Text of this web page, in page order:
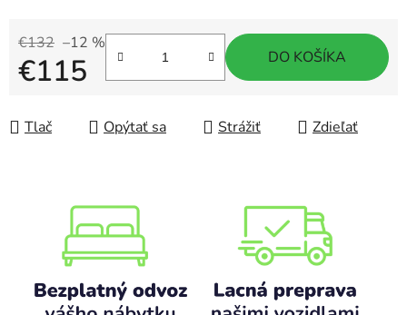
€132 –12 %
€115 DO KOŠÍKA
Tlač Opýtať sa Strážiť Zdieľať